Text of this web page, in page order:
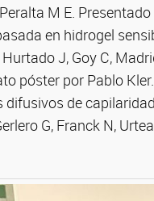
M E.
en hidrogel
J, Goy C,
póster por Pablo Kler.
difusivos de
G, Franck N,